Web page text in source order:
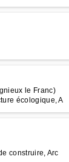
le Franc)
écologique, A
construire, Arc